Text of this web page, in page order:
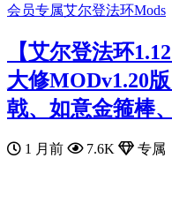
会员专属艾尔登法环Mods
【艾尔登法环
大修MODv1.20
戟、如意金箍棒
1 月前 7.6K 专属